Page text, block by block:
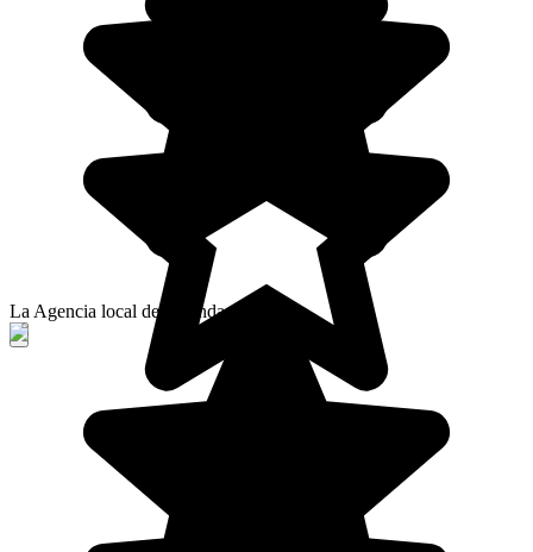
La Agencia local de Yolanda